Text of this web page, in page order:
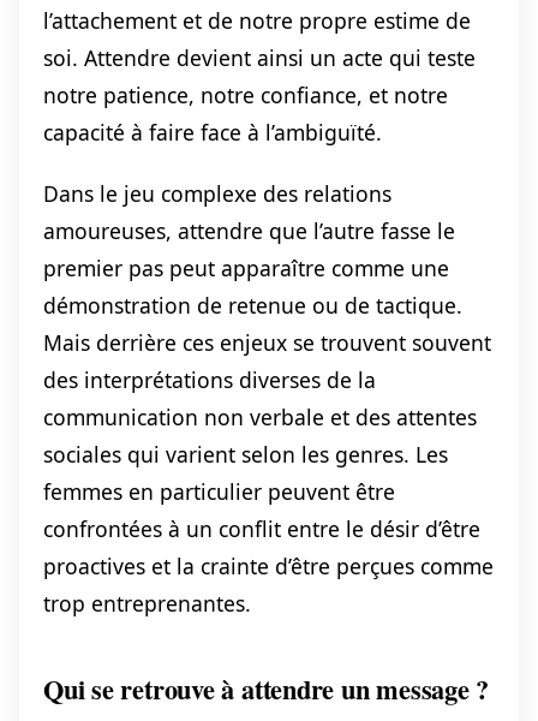
l’attachement et de notre propre estime de
soi. Attendre devient ainsi un acte qui teste
notre patience, notre confiance, et notre
capacité à faire face à l’ambiguïté.
Dans le jeu complexe des relations
amoureuses, attendre que l’autre fasse le
premier pas peut apparaître comme une
démonstration de retenue ou de tactique.
Mais derrière ces enjeux se trouvent souvent
des interprétations diverses de la
communication non verbale et des attentes
sociales qui varient selon les genres. Les
femmes en particulier peuvent être
confrontées à un conflit entre le désir d’être
proactives et la crainte d’être perçues comme
trop entreprenantes.
Qui se retrouve à attendre un message ?